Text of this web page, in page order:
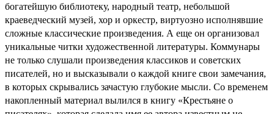
богатейшую библиотеку, народный театр, небольшой
краеведческий музей, хор и оркестр, виртуозно исполнявшие
сложные классические произведения. А еще он организовал
уникальные читки художественной литературы. Коммунары
не только слушали произведения классиков и советских
писателей, но и высказывали о каждой книге свои замечания,
в которых скрывались зачастую глубокие мысли. Со временем
накопленный материал вылился в книгу «Крестьяне о